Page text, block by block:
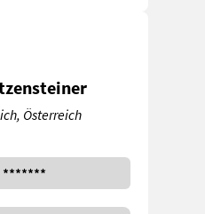
Österreich
*******